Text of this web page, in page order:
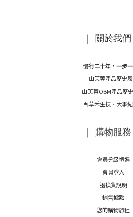
｜ 關於我們
慢行二十年，一步
山芙蓉產品歷史
山芙蓉OBM產品歷
百草禾生技．大事
｜ 購物服務
會員分級禮遇
會員登入
退換貨說明
銷售據點
您的購物旅程